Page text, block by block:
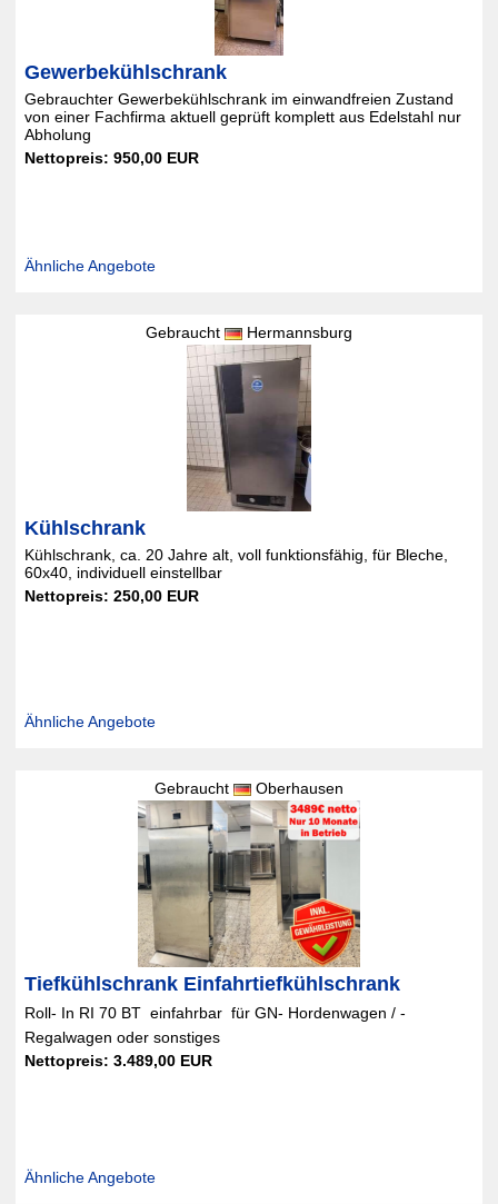
Gewerbekühlschrank
Gebrauchter Gewerbekühlschrank im einwandfreien Zustand
von einer Fachfirma aktuell geprüft komplett aus Edelstahl nur
Abholung
Nettopreis: 950,00 EUR
Ähnliche Angebote
Gebraucht Hermannsburg
Kühlschrank
Kühlschrank, ca. 20 Jahre alt, voll funktionsfähig, für Bleche,
60x40, individuell einstellbar
Nettopreis: 250,00 EUR
Ähnliche Angebote
Gebraucht Oberhausen
Tiefkühlschrank Einfahrtiefkühlschrank
Roll- In RI 70 BT  einfahrbar  für GN- Hordenwagen / -
Regalwagen oder sonstiges
Nettopreis: 3.489,00 EUR
Ähnliche Angebote